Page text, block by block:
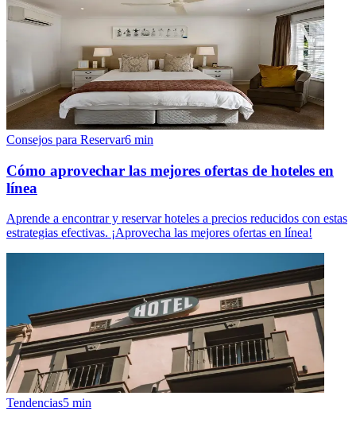
Consejos para Reservar6 min
Cómo aprovechar las mejores ofertas de hoteles en
línea
Aprende a encontrar y reservar hoteles a precios reducidos con estas
estrategias efectivas. ¡Aprovecha las mejores ofertas en línea!
Tendencias5 min